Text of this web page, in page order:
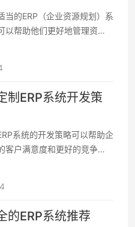
当的ERP（企业资源规划）系
以帮助他们更好地管理资
制ERP系统开发策
系统的开发策略可以帮助企
客户满意度和更好的竞争
的ERP系统推荐